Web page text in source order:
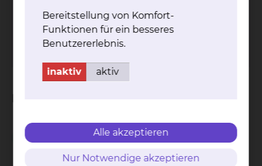
Tel.:+49 531 595 4530
Fax: +49 531 595 4532
Per E-Mail kontaktieren
Lungentumorkonferenz
Bereitstellung von Komfort-
Funktionen für ein besseres
Benutzererlebnis.
inaktiv aktiv
Alle akzeptieren
Nur Notwendige akzeptieren